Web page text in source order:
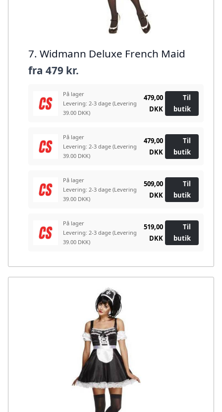
7. Widmann Deluxe French Maid
fra 479 kr.
På lager
Levering: 2-3 dage (Levering
39.00 DKK)
479,00
DKK
Til
butik
På lager
Levering: 2-3 dage (Levering
39.00 DKK)
479,00
DKK
Til
butik
På lager
Levering: 2-3 dage (Levering
39.00 DKK)
509,00
DKK
Til
butik
På lager
Levering: 2-3 dage (Levering
39.00 DKK)
519,00
DKK
Til
butik